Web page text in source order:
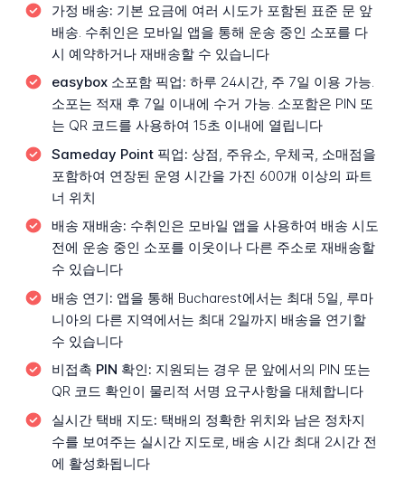
가정 배송: 기본 요금에 여러 시도가 포함된 표준 문 앞
배송. 수취인은 모바일 앱을 통해 운송 중인 소포를 다
시 예약하거나 재배송할 수 있습니다
easybox 소포함 픽업: 하루 24시간, 주 7일 이용 가능.
소포는 적재 후 7일 이내에 수거 가능. 소포함은 PIN 또
는 QR 코드를 사용하여 15초 이내에 열립니다
Sameday Point 픽업: 상점, 주유소, 우체국, 소매점을
포함하여 연장된 운영 시간을 가진 600개 이상의 파트
너 위치
배송 재배송: 수취인은 모바일 앱을 사용하여 배송 시도
전에 운송 중인 소포를 이웃이나 다른 주소로 재배송할
수 있습니다
배송 연기: 앱을 통해 Bucharest에서는 최대 5일, 루마
니아의 다른 지역에서는 최대 2일까지 배송을 연기할
수 있습니다
비접촉 PIN 확인: 지원되는 경우 문 앞에서의 PIN 또는
QR 코드 확인이 물리적 서명 요구사항을 대체합니다
실시간 택배 지도: 택배의 정확한 위치와 남은 정차지
수를 보여주는 실시간 지도로, 배송 시간 최대 2시간 전
에 활성화됩니다